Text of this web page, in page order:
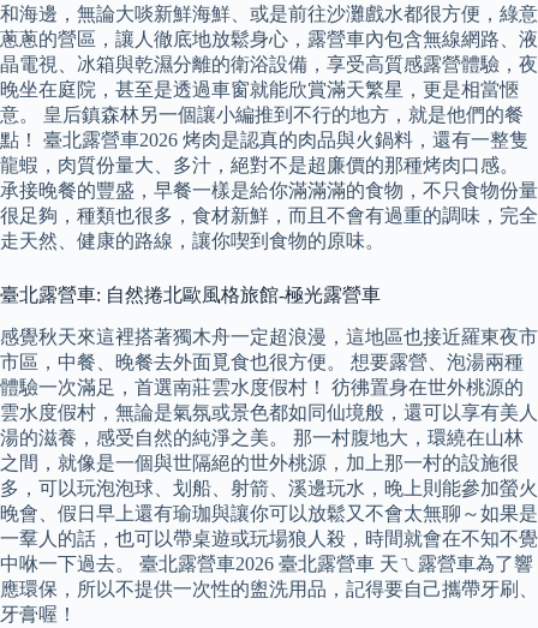
和海邊，無論大啖新鮮海鮮、或是前往沙灘戲水都很方便，綠意
蔥蔥的營區，讓人徹底地放鬆身心，露營車內包含無線網路、液
晶電視、冰箱與乾濕分離的衛浴設備，享受高質感露營體驗，夜
晚坐在庭院，甚至是透過車窗就能欣賞滿天繁星，更是相當愜
意。 皇后鎮森林另一個讓小編推到不行的地方，就是他們的餐
點！ 臺北露營車2026 烤肉是認真的肉品與火鍋料，還有一整隻
龍蝦，肉質份量大、多汁，絕對不是超廉價的那種烤肉口感。
承接晚餐的豐盛，早餐一樣是給你滿滿滿的食物，不只食物份量
很足夠，種類也很多，食材新鮮，而且不會有過重的調味，完全
走天然、健康的路線，讓你喫到食物的原味。
臺北露營車: 自然捲北歐風格旅館-極光露營車
感覺秋天來這裡搭著獨木舟一定超浪漫，這地區也接近羅東夜市
市區，中餐、晚餐去外面覓食也很方便。 想要露營、泡湯兩種
體驗一次滿足，首選南莊雲水度假村！ 彷彿置身在世外桃源的
雲水度假村，無論是氣氛或景色都如同仙境般，還可以享有美人
湯的滋養，感受自然的純淨之美。 那一村腹地大，環繞在山林
之間，就像是一個與世隔絕的世外桃源，加上那一村的設施很
多，可以玩泡泡球、划船、射箭、溪邊玩水，晚上則能參加螢火
晚會、假日早上還有瑜珈與讓你可以放鬆又不會太無聊～如果是
一羣人的話，也可以帶桌遊或玩場狼人殺，時間就會在不知不覺
中咻一下過去。 臺北露營車2026 臺北露營車 天ㄟ露營車為了響
應環保，所以不提供一次性的盥洗用品，記得要自己攜帶牙刷、
牙膏喔！